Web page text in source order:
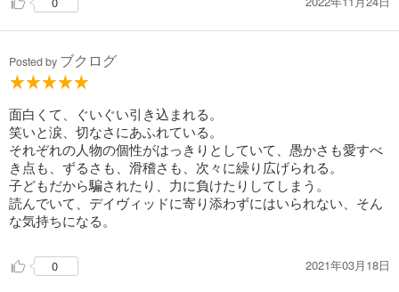
Posted by ブクログ
面白くて、ぐいぐい引き込まれる。
笑いと涙、切なさにあふれている。
それぞれの人物の個性がはっきりとしていて、愚かさも愛すべ
き点も、ずるさも、滑稽さも、次々に繰り広げられる。
子どもだから騙されたり、力に負けたりしてしまう。
読んでいて、デイヴィッドに寄り添わずにはいられない、そん
な気持ちになる。
0 2021年03月18日